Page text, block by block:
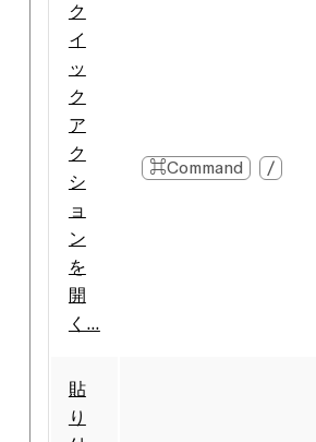
ク
イ
ッ
ク
ア
ク
シ
ョ
ン
を
開
く...
⌘Command /
貼
り